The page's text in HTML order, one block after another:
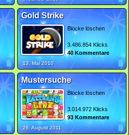
Gold Strike
Blöcke löschen
3.486.854 Klicks
40 Kommentare
13. Mai 2010
Mustersuche
Blöcke löschen
3.014.972 Klicks
93 Kommentare
26. August 2011